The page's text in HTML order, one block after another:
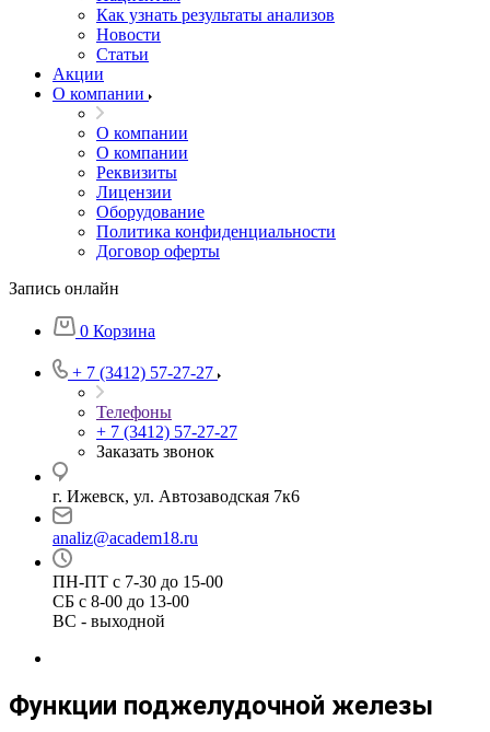
Как узнать результаты анализов
Новости
Статьи
Акции
О компании
О компании
О компании
Реквизиты
Лицензии
Оборудование
Политика конфиденциальности
Договор оферты
Запись онлайн
0 Корзина
+ 7 (3412) 57-27-27
Телефоны
+ 7 (3412) 57-27-27
Заказать звонок
г. Ижевск, ул. Автозаводская 7к6
analiz@academ18.ru
ПН-ПТ с 7-30 до 15-00
СБ с 8-00 до 13-00
ВС - выходной
Функции поджелудочной железы